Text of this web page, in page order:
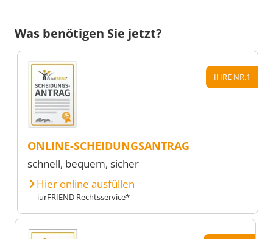
Was benötigen Sie jetzt?
IHRE NR.1
ONLINE-SCHEIDUNGSANTRAG
schnell, bequem, sicher
Hier online ausfüllen
iurFRIEND Rechtsservice*